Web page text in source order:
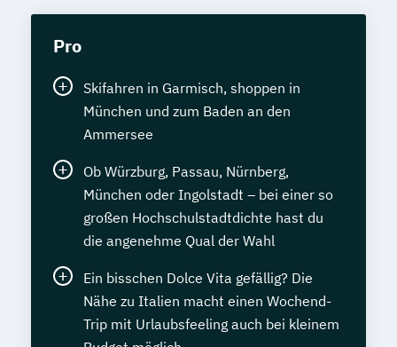
Pro
Skifahren in Garmisch, shoppen in
München und zum Baden an den
Ammersee
Ob Würzburg, Passau, Nürnberg,
München oder Ingolstadt – bei einer so
großen Hochschulstadtdichte hast du
die angenehme Qual der Wahl
Ein bisschen Dolce Vita gefällig? Die
Nähe zu Italien macht einen Wochend-
Trip mit Urlaubsfeeling auch bei kleinem